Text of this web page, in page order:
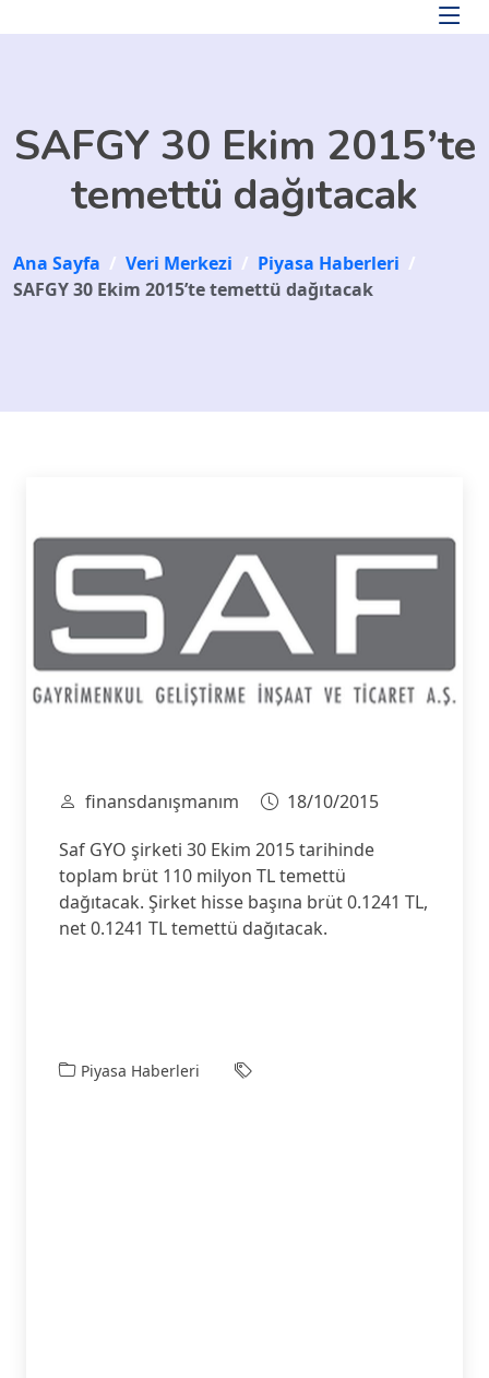
SAFGY 30 Ekim 2015’te
temettü dağıtacak
Ana Sayfa / Veri Merkezi / Piyasa Haberleri /
SAFGY 30 Ekim 2015’te temettü dağıtacak
finansdanışmanım
18/10/2015
Saf GYO şirketi 30 Ekim 2015 tarihinde
toplam brüt 110 milyon TL temettü
dağıtacak. Şirket hisse başına brüt 0.1241 TL,
net 0.1241 TL temettü dağıtacak.
Piyasa Haberleri